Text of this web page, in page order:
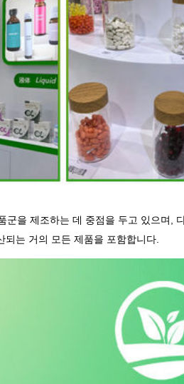
군을 제조하는 데 중점을 두고 있으며,
되는 거의 모든 제품을 포함합니다.